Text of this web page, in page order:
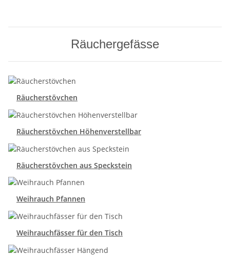
Räuchergefässe
Räucherstövchen
Räucherstövchen Höhenverstellbar
Räucherstövchen aus Speckstein
Weihrauch Pfannen
Weihrauchfässer für den Tisch